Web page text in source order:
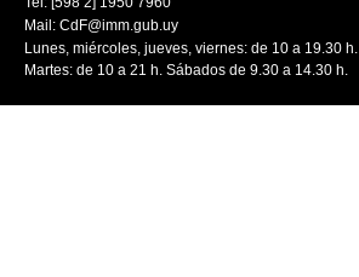
Mail: CdF@imm.gub.uy
Lunes, miércoles, jueves, viernes: de 10 a 19.30 h.
Martes: de 10 a 21 h. Sábados de 9.30 a 14.30 h.